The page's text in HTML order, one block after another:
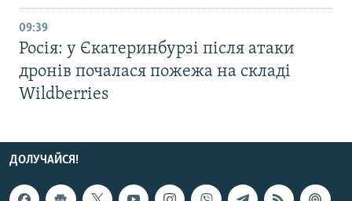
09:39
Росія: у Єкатеринбурзі після атаки
дронів почалася пожежа на складі
Wildberries
ДОЛУЧАЙСЯ!